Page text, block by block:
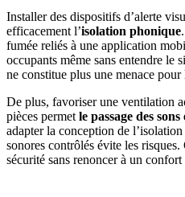
Installer des dispositifs d’alerte
efficacement l’isolation phonique
fumée reliés à une application
occupants même sans entendre le
ne constitue plus une menace pour
De plus, favoriser une ventilation
pièces permet le passage des sons
adapter la conception de
sonores contrôlés évite les
sécurité sans renoncer à un